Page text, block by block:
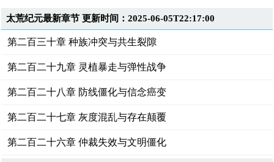
太荒纪元最新章节 更新时间：2025-06-05T22:17:00
第二百三十章 种族冲突与共生裂隙
第二百二十九章 灵植暴走与弹性战争
第二百二十八章 防线僵化与信念癌变
第二百二十七章 灰度混乱与存在颠覆
第二百二十六章 仲裁失效与文明僵化